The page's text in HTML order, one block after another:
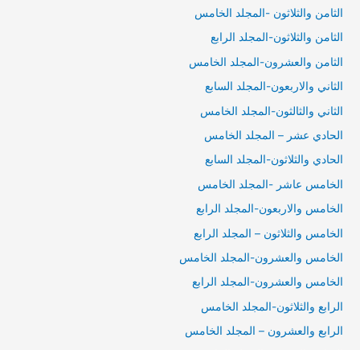
الثامن والثلاثون -المجلد الخامس
الثامن والثلاثون-المجلد الرابع
الثامن والعشرون-المجلد الخامس
الثاني والاربعون-المجلد السابع
الثاني والثالثون-المجلد الخامس
الحادي عشر – المجلد الخامس
الحادي والثلاثون-المجلد السابع
الخامس عاشر -المجلد الخامس
الخامس والاربعون-المجلد الرابع
الخامس والثلاثون – المجلد الرابع
الخامس والعشرون-المجلد الخامس
الخامس والعشرون-المجلد الرابع
الرابع والثلاثون-المجلد الخامس
الرابع والعشرون – المجلد الخامس